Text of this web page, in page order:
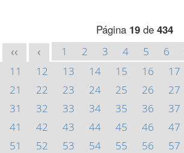
Página 19 de 434
<< < 1 2 3 4 5 6
11
12 13 14 15 16 17
21
22 23 24 25 26 27
31
32 33 34 35 36 37
41
42 43 44 45 46 47
51
52 53 54 55 56 57